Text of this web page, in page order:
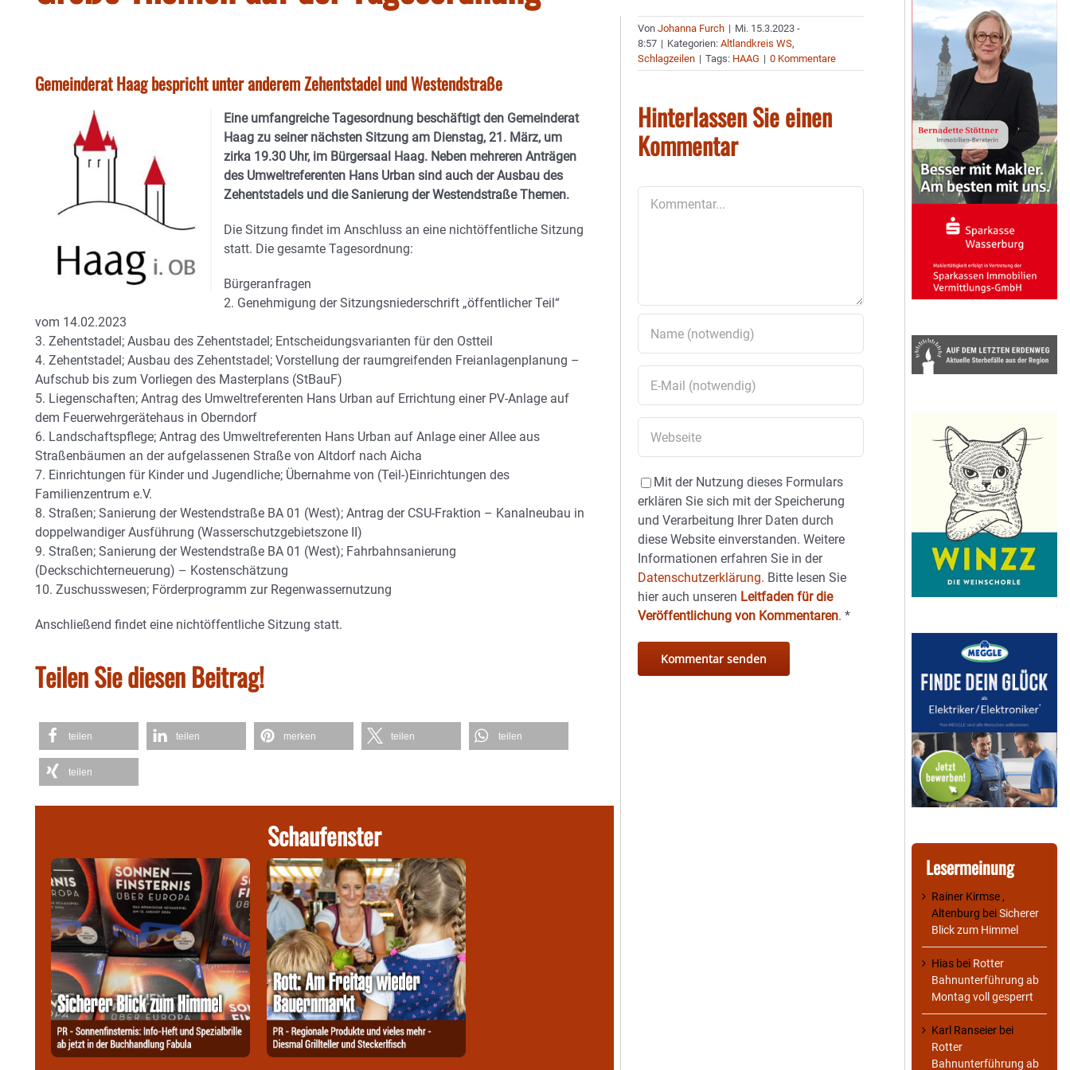
Gemeinderat Haag bespricht unter anderem Zehentstadel und Westendstraße
Eine umfangreiche Tagesordnung beschäftigt den Gemeinderat
Haag zu seiner nächsten Sitzung am Dienstag, 21. März, um
zirka 19.30 Uhr, im Bürgersaal Haag. Neben mehreren Anträgen
des Umweltreferenten Hans Urban sind auch der Ausbau des
Zehentstadels und die Sanierung der Westendstraße Themen.
Die Sitzung findet im Anschluss an eine nichtöffentliche Sitzung
statt. Die gesamte Tagesordnung:
Bürgeranfragen
2. Genehmigung der Sitzungsniederschrift „öffentlicher Teil“
vom 14.02.2023
3. Zehentstadel; Ausbau des Zehentstadel; Entscheidungsvarianten für den Ostteil
4. Zehentstadel; Ausbau des Zehentstadel; Vorstellung der raumgreifenden Freianlagenplanung –
Aufschub bis zum Vorliegen des Masterplans (StBauF)
5. Liegenschaften; Antrag des Umweltreferenten Hans Urban auf Errichtung einer PV-Anlage auf
dem Feuerwehrgerätehaus in Oberndorf
6. Landschaftspflege; Antrag des Umweltreferenten Hans Urban auf Anlage einer Allee aus
Straßenbäumen an der aufgelassenen Straße von Altdorf nach Aicha
7. Einrichtungen für Kinder und Jugendliche; Übernahme von (Teil-)Einrichtungen des
Familienzentrum e.V.
8. Straßen; Sanierung der Westendstraße BA 01 (West); Antrag der CSU-Fraktion – Kanalneubau in
doppelwandiger Ausführung (Wasserschutzgebietszone II)
9. Straßen; Sanierung der Westendstraße BA 01 (West); Fahrbahnsanierung
(Deckschichterneuerung) – Kostenschätzung
10. Zuschusswesen; Förderprogramm zur Regenwassernutzung
Anschließend findet eine nichtöffentliche Sitzung statt.
Teilen Sie diesen Beitrag!
teilen teilen merken teilen teilen
teilen
Schaufenster
VonJohanna Furch | Mi. 15.3.2023 -
8:57 | Kategorien:Altlandkreis WS,
Schlagzeilen | Tags: HAAG | 0 Kommentare
Hinterlassen Sie einen
Kommentar
Mit der Nutzung dieses Formulars
erklären Sie sich mit der Speicherung
und Verarbeitung Ihrer Daten durch
diese Website einverstanden. Weitere
Informationen erfahren Sie in der
Datenschutzerklärung. Bitte lesen Sie
hier auch unseren Leitfaden für die
Veröffentlichung von Kommentaren.*
Lesermeinung
Rainer Kirmse ,
Altenburg beiSicherer
Blick zum Himmel
Hias bei Rotter
Bahnunterführung ab
Montag voll gesperrt
Karl Ranseier bei
Rotter
Bahnunterführung ab